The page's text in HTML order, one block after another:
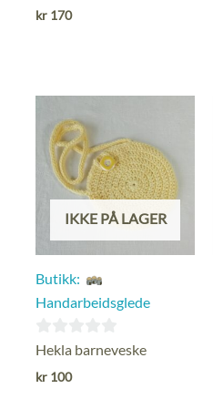
ut
kr 170
IKKE PÅ LAGER
Butikk:
Handarbeidsglede
0
ut
Hekla barneveske
kr 100